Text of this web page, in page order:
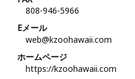
808-946-5966
Eメール
web@kzoohawaii.com
ホームページ
https://kzoohawaii.com